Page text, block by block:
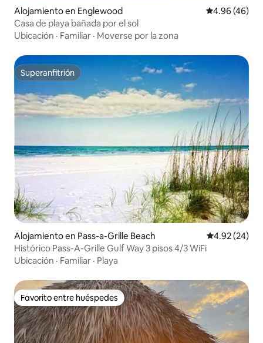
Alojamiento en Englewood Calificación
4.96 (46)
Casa de playa bañada por el sol
Ubicación · Familiar · Moverse por la zona
Superanfitrión
Superanfitrión
Alojamiento en Pass-a-Grille Beach Calificación
4.92 (24)
Histórico Pass-A-Grille Gulf Way 3 pisos 4/3 WiFi
Ubicación · Familiar · Playa
Favorito entre huéspedes
Favorito entre huéspedes